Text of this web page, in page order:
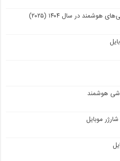
در سال ۱۴۰۴ (۲۰۲۵)
هوشمند
موبایل